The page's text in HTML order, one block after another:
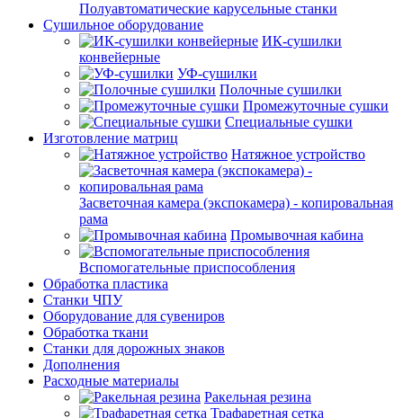
Полуавтоматические карусельные станки
Сушильное оборудование
ИК-сушилки
конвейерные
УФ-сушилки
Полочные сушилки
Промежуточные сушки
Специальные сушки
Изготовление матриц
Натяжное устройство
Засветочная камера (экспокамера) - копировальная
рама
Промывочная кабина
Вспомогательные приспособления
Обработка пластика
Станки ЧПУ
Оборудование для сувениров
Обработка ткани
Станки для дорожных знаков
Дополнения
Расходные материалы
Ракельная резина
Трафаретная сетка